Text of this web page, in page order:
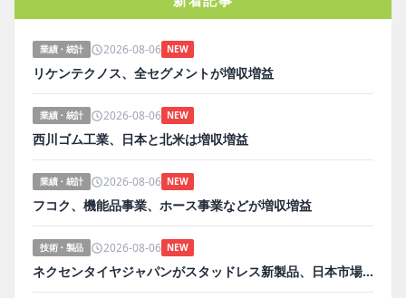
業績・統計 2026-08-06 NEW
リケンテクノス、全セグメントが増収増益
業績・統計 2026-08-06 NEW
西川ゴム工業、日本と北米は増収増益
業績・統計 2026-08-06 NEW
フコク、機能品事業、ホース事業などが増収増益
技術・製品 2026-08-06 NEW
ネクセンタイヤジャパンがスタッドレス新製品、日本市場にらみ開発